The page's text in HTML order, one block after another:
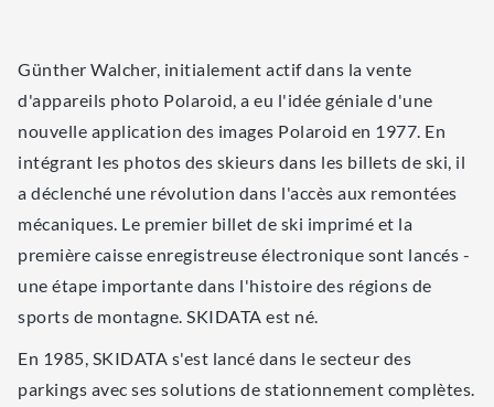
Günther Walcher, initialement actif dans la vente
d'appareils photo Polaroid, a eu l'idée géniale d'une
nouvelle application des images Polaroid en 1977. En
intégrant les photos des skieurs dans les billets de ski, il
a déclenché une révolution dans l'accès aux remontées
mécaniques. Le premier billet de ski imprimé et la
première caisse enregistreuse électronique sont lancés -
une étape importante dans l'histoire des régions de
sports de montagne. SKIDATA est né.
En 1985, SKIDATA s'est lancé dans le secteur des
parkings avec ses solutions de stationnement complètes.